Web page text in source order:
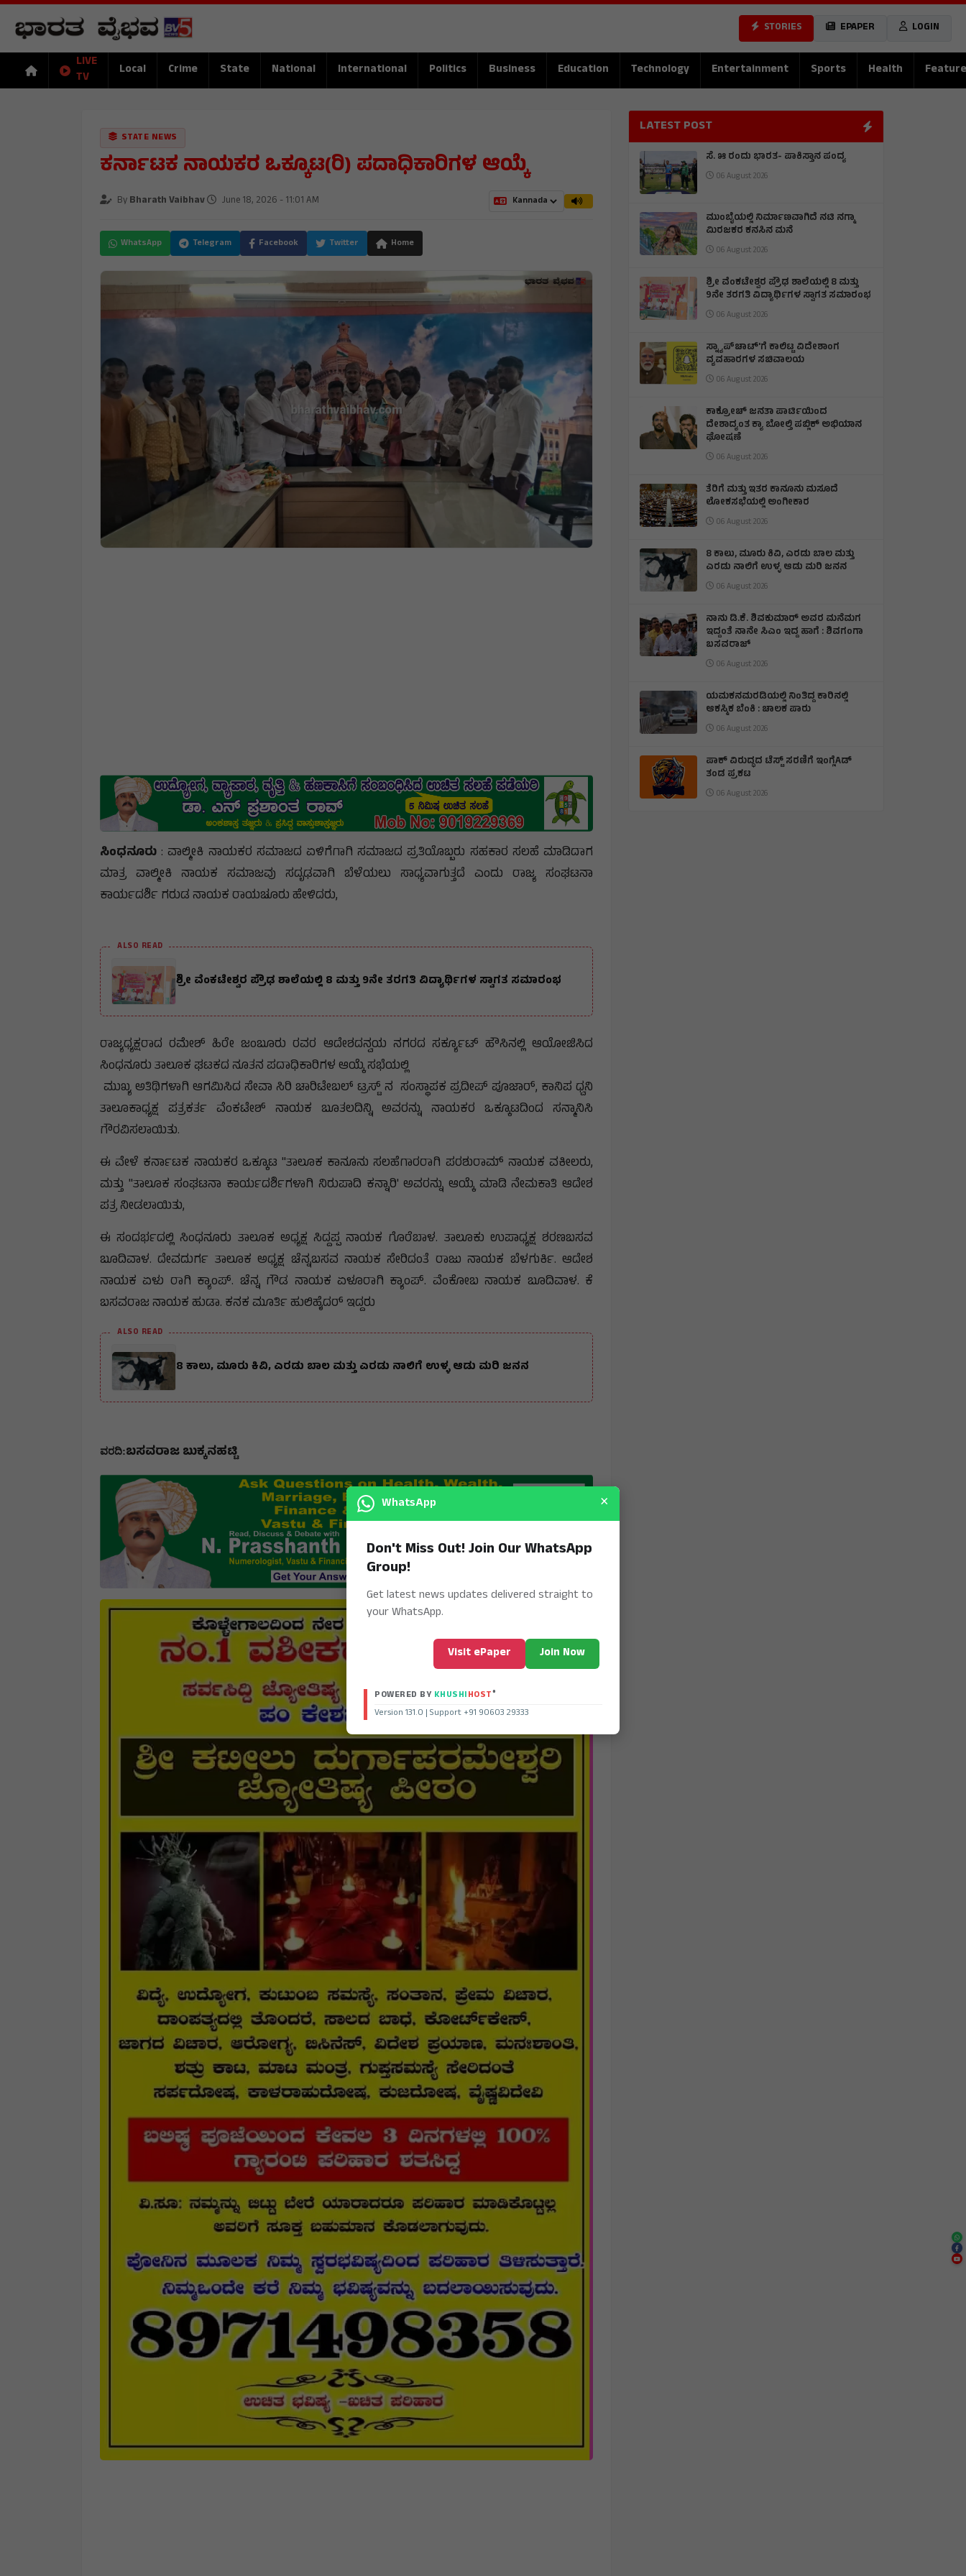
STORIES EPAPER LOGIN
LIVE
TV
Local Crime State National International Politics Business Education Technology Entertainment Sports Health Feature
STATE NEWS
ಕರ್ನಾಟಕ ನಾಯಕರ ಒಕ್ಕೂಟ(ರಿ) ಪದಾಧಿಕಾರಿಗಳ ಆಯ್ಕೆ
ByBharath Vaibhav June 18, 2026 - 11:01 AM
WhatsApp Telegram Facebook Twitter Home
ಸಿಂಧನೂರು : ವಾಲ್ಮೀಕಿ ನಾಯಕರ ಸಮಾಜದ ಏಳಿಗೆಗಾಗಿ ಸಮಾಜದ ಪ್ರತಿಯೊಬ್ಬರು ಸಹಕಾರ ಸಲಹೆ ಮಾಡಿದಾಗ
ಮಾತ್ರ ವಾಲ್ಮೀಕಿ ನಾಯಕ ಸಮಾಜವು ಸದೃಢವಾಗಿ ಬೆಳೆಯಲು ಸಾಧ್ಯವಾಗುತ್ತದೆ ಎಂದು ರಾಜ್ಯ ಸಂಘಟನಾ
ಕಾರ್ಯದರ್ಶಿ ಗರುಡ ನಾಯಕ ರಾಯಚೂರು ಹೇಳಿದರು,
ALSO READ
ಶ್ರೀ ವೆಂಕಟೇಶ್ವರ ಪ್ರೌಢ ಶಾಲೆಯಲ್ಲಿ 8 ಮತ್ತು 9ನೇ ತರಗತಿ ವಿದ್ಯಾರ್ಥಿಗಳ ಸ್ವಾಗತ ಸಮಾರಂಭ
ರಾಜ್ಯಧ್ಯಕ್ಷರಾದ ರಮೇಶ್ ಹಿರೇ ಜಂಬೂರು ರವರ ಆದೇಶದನ್ವಯ ನಗರದ ಸರ್ಕ್ಯೂಟ್ ಹೌಸಿನಲ್ಲಿ ಆಯೋಜಿಸಿದ
ಸಿಂಧನೂರು ತಾಲೂಕ ಘಟಕದ ನೂತನ ಪದಾಧಿಕಾರಿಗಳ ಆಯ್ಕೆ ಸಭೆಯಲ್ಲಿ
ಮುಖ್ಯ ಅತಿಥಿಗಳಾಗಿ ಆಗಮಿಸಿದ ಸೇವಾ ಸಿರಿ ಚಾರಿಟೇಬಲ್ ಟ್ರಸ್ಟ್ ನ ಸಂಸ್ಥಾಪಕ ಪ್ರದೀಪ್ ಪೂಜಾರ್, ಕಾನಿಪ ಧ್ವನಿ
ತಾಲೂಕಾಧ್ಯಕ್ಷ ಪತ್ರಕರ್ತ ವೆಂಕಟೇಶ್ ನಾಯಕ ಬೂತಲದಿನ್ನಿ ಅವರನ್ನು ನಾಯಕರ ಒಕ್ಕೂಟದಿಂದ ಸನ್ಮಾನಿಸಿ
ಗೌರವಿಸಲಾಯಿತು.
ಈ ವೇಳೆ ಕರ್ನಾಟಕ ನಾಯಕರ ಒಕ್ಕೂಟ "ತಾಲೂಕ ಕಾನೂನು ಸಲಹೆಗಾರರಾಗಿ ಪರಶುರಾಮ್ ನಾಯಕ ವಕೀಲರು,
ಮತ್ತು "ತಾಲೂಕ ಸಂಘಟನಾ ಕಾರ್ಯದರ್ಶಿಗಳಾಗಿ ನಿರುಪಾದಿ ಕನ್ನಾರಿ' ಅವರನ್ನು ಆಯ್ಕೆ ಮಾಡಿ ನೇಮಕಾತಿ ಆದೇಶ
ಪತ್ರ ನೀಡಲಾಯಿತು,
ಈ ಸಂದರ್ಭದಲ್ಲಿ ಸಿಂಧನೂರು ತಾಲೂಕ ಅಧ್ಯಕ್ಷ ಸಿದ್ದಪ್ಪ ನಾಯಕ ಗೊರೆಬಾಳ. ತಾಲೂಕು ಉಪಾಧ್ಯಕ್ಷ ಶರಣಬಸವ
ಬೂದಿವಾಳ. ದೇವದುರ್ಗ ತಾಲೂಕ ಅಧ್ಯಕ್ಷ ಚೆನ್ನಬಸವ ನಾಯಕ ಸೇರಿದಂತೆ ರಾಜು ನಾಯಕ ಬೆಳಗುರ್ಕಿ. ಆದೇಶ
ನಾಯಕ ಏಳು ರಾಗಿ ಕ್ಯಾಂಪ್. ಚೆನ್ನ ಗೌಡ ನಾಯಕ ಏಳೂರಾಗಿ ಕ್ಯಾಂಪ್. ವೆಂಕೋಬ ನಾಯಕ ಬೂದಿವಾಳ. ಕೆ
ಬಸವರಾಜ ನಾಯಕ ಹುಡಾ. ಕನಕ ಮೂರ್ತಿ ಹುಲಿಹೈದರ್ ಇದ್ದರು
ALSO READ
8 ಕಾಲು, ಮೂರು ಕಿವಿ, ಎರಡು ಬಾಲ ಮತ್ತು ಎರಡು ನಾಲಿಗೆ ಉಳ್ಳ ಆಡು ಮರಿ ಜನನ
ವರದಿ:ಬಸವರಾಜ ಬುಕ್ಕನಹಟ್ಟಿ
LATEST POST
ಸೆ. ೫ ರಂದು ಭಾರತ- ಪಾಕಿಸ್ತಾನ ಪಂದ್ಯ
06 August 2026
ಮುಂಬೈಯಲ್ಲಿ ನಿರ್ಮಾಣವಾಗಿದೆ ನಟಿ ನಗ್ಮಾ
ಮಿರಜಕರ ಕನಸಿನ ಮನೆ
06 August 2026
ಶ್ರೀ ವೆಂಕಟೇಶ್ವರ ಪ್ರೌಢ ಶಾಲೆಯಲ್ಲಿ 8 ಮತ್ತು
9ನೇ ತರಗತಿ ವಿದ್ಯಾರ್ಥಿಗಳ ಸ್ವಾಗತ ಸಮಾರಂಭ
06 August 2026
ಸ್ನ್ಯಾಪ್‌ಚಾಟ್‌'ಗೆ ಕಾಲಿಟ್ಟ ವಿದೇಶಾಂಗ
ವ್ಯವಹಾರಗಳ ಸಚಿವಾಲಯ
06 August 2026
ಕಾಕ್ರೋಚ್ ಜನತಾ ಪಾರ್ಟಿಯಿಂದ
ದೇಶಾದ್ಯಂತ ಕ್ಯಾ ಬೋಲ್ತಿ ಪಬ್ಲಿಕ್ ಅಭಿಯಾನ
ಘೋಷಣೆ
06 August 2026
ತೆರಿಗೆ ಮತ್ತು ಇತರ ಕಾನೂನು ಮಸೂದೆ
ಲೋಕಸಭೆಯಲ್ಲಿ ಅಂಗೀಕಾರ
06 August 2026
8 ಕಾಲು, ಮೂರು ಕಿವಿ, ಎರಡು ಬಾಲ ಮತ್ತು
ಎರಡು ನಾಲಿಗೆ ಉಳ್ಳ ಆಡು ಮರಿ ಜನನ
06 August 2026
ನಾನು ಡಿ.ಕೆ. ಶಿವಕುಮಾರ್ ಅವರ ಮನೆಮಗ
ಇದ್ದಂತೆ ನಾನೇ ಸಿಎಂ ಇದ್ದ ಹಾಗೆ : ಶಿವಗಂಗಾ
ಬಸವರಾಜ್
06 August 2026
ಯಮಕನಮರಡಿಯಲ್ಲಿ ನಿಂತಿದ್ದ ಕಾರಿನಲ್ಲಿ
ಆಕಸ್ಮಿಕ ಬೆಂಕಿ : ಚಾಲಕ ಪಾರು
06 August 2026
ಪಾಕ್ ವಿರುದ್ಧದ ಟೆಸ್ಟ್ ಸರಣಿಗೆ ಇಂಗ್ಲೆAಡ್
ತಂಡ ಪ್ರಕಟ
06 August 2026
WhatsApp ×
Don't Miss Out! Join Our WhatsApp
Group!
Get latest news updates delivered straight to
your WhatsApp.
Visit ePaper Join Now
POWERED BY KHUSHIHOST®
Version 131.0 | Support +91 90603 29333